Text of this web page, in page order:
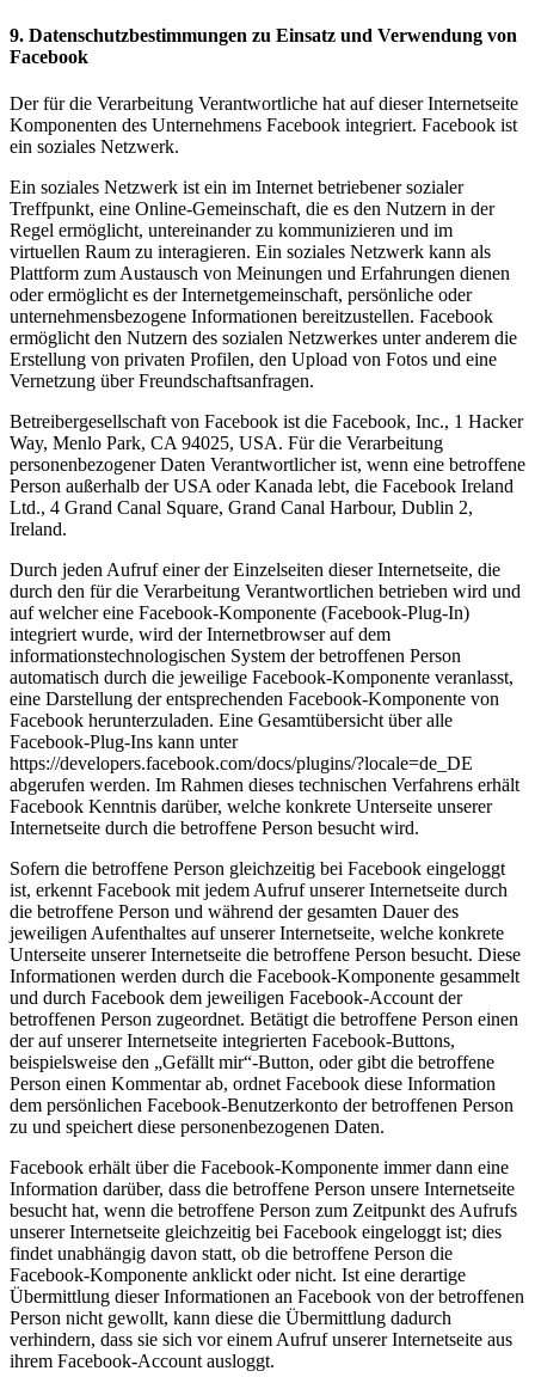
9. Datenschutzbestimmungen zu Einsatz und Verwendung von
Facebook
Der für die Verarbeitung Verantwortliche hat auf dieser Internetseite
Komponenten des Unternehmens Facebook integriert. Facebook ist
ein soziales Netzwerk.
Ein soziales Netzwerk ist ein im Internet betriebener sozialer
Treffpunkt, eine Online-Gemeinschaft, die es den Nutzern in der
Regel ermöglicht, untereinander zu kommunizieren und im
virtuellen Raum zu interagieren. Ein soziales Netzwerk kann als
Plattform zum Austausch von Meinungen und Erfahrungen dienen
oder ermöglicht es der Internetgemeinschaft, persönliche oder
unternehmensbezogene Informationen bereitzustellen. Facebook
ermöglicht den Nutzern des sozialen Netzwerkes unter anderem die
Erstellung von privaten Profilen, den Upload von Fotos und eine
Vernetzung über Freundschaftsanfragen.
Betreibergesellschaft von Facebook ist die Facebook, Inc., 1 Hacker
Way, Menlo Park, CA 94025, USA. Für die Verarbeitung
personenbezogener Daten Verantwortlicher ist, wenn eine betroffene
Person außerhalb der USA oder Kanada lebt, die Facebook Ireland
Ltd., 4 Grand Canal Square, Grand Canal Harbour, Dublin 2,
Ireland.
Durch jeden Aufruf einer der Einzelseiten dieser Internetseite, die
durch den für die Verarbeitung Verantwortlichen betrieben wird und
auf welcher eine Facebook-Komponente (Facebook-Plug-In)
integriert wurde, wird der Internetbrowser auf dem
informationstechnologischen System der betroffenen Person
automatisch durch die jeweilige Facebook-Komponente veranlasst,
eine Darstellung der entsprechenden Facebook-Komponente von
Facebook herunterzuladen. Eine Gesamtübersicht über alle
Facebook-Plug-Ins kann unter
https://developers.facebook.com/docs/plugins/?locale=de_DE
abgerufen werden. Im Rahmen dieses technischen Verfahrens erhält
Facebook Kenntnis darüber, welche konkrete Unterseite unserer
Internetseite durch die betroffene Person besucht wird.
Sofern die betroffene Person gleichzeitig bei Facebook eingeloggt
ist, erkennt Facebook mit jedem Aufruf unserer Internetseite durch
die betroffene Person und während der gesamten Dauer des
jeweiligen Aufenthaltes auf unserer Internetseite, welche konkrete
Unterseite unserer Internetseite die betroffene Person besucht. Diese
Informationen werden durch die Facebook-Komponente gesammelt
und durch Facebook dem jeweiligen Facebook-Account der
betroffenen Person zugeordnet. Betätigt die betroffene Person einen
der auf unserer Internetseite integrierten Facebook-Buttons,
beispielsweise den „Gefällt mir“-Button, oder gibt die betroffene
Person einen Kommentar ab, ordnet Facebook diese Information
dem persönlichen Facebook-Benutzerkonto der betroffenen Person
zu und speichert diese personenbezogenen Daten.
Facebook erhält über die Facebook-Komponente immer dann eine
Information darüber, dass die betroffene Person unsere Internetseite
besucht hat, wenn die betroffene Person zum Zeitpunkt des Aufrufs
unserer Internetseite gleichzeitig bei Facebook eingeloggt ist; dies
findet unabhängig davon statt, ob die betroffene Person die
Facebook-Komponente anklickt oder nicht. Ist eine derartige
Übermittlung dieser Informationen an Facebook von der betroffenen
Person nicht gewollt, kann diese die Übermittlung dadurch
verhindern, dass sie sich vor einem Aufruf unserer Internetseite aus
ihrem Facebook-Account ausloggt.